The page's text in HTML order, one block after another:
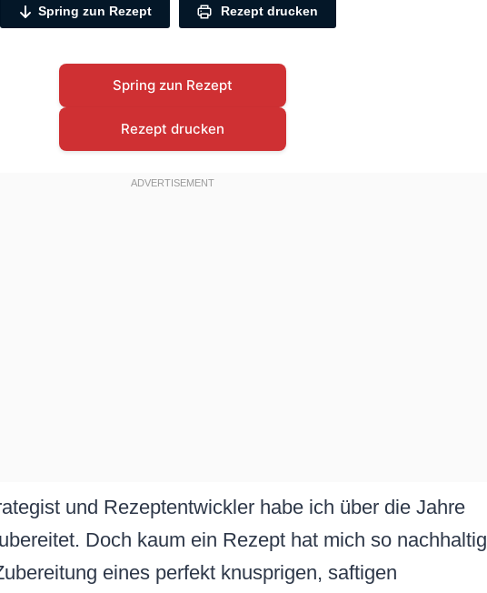
Spring zun Rezept Rezept drucken
Spring zun Rezept
Rezept drucken
und Rezeptentwickler habe ich über die Jahre
Doch kaum ein Rezept hat mich so nachhaltig
eines perfekt knusprigen, saftigen